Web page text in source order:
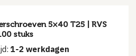
5×40 T25 | RVS
stuks
1-2 werkdagen